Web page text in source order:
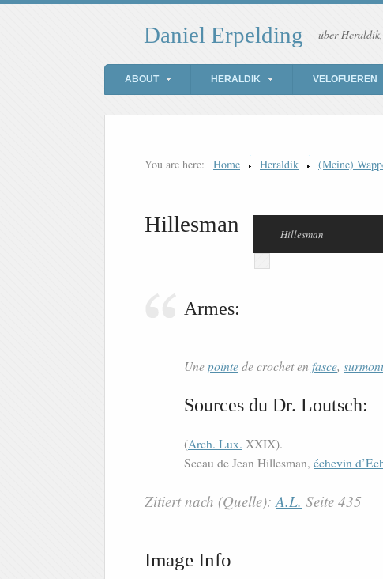
Daniel Erpelding über
ABOUT HERALDIK VELOFUEREN
You are here: Home Heraldik (Meine)
Hillesman Hillesman
Armes:
Unepointede crochet en fasce,
Sources du Dr. Loutsch:
(Arch. Lux. XXIX).
Sceau de Jean Hillesman, échevin
Zitiert nach (Quelle):A.L. Seite 435
Image Info